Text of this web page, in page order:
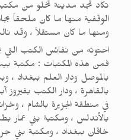
تكاد تجد مدينة تخلو من
الوقفية منها ما كان ملحقاً
ومنها ما كان مستقلاً ، وقد
احتوته من نفائس الكتب التي
فمن هذه المكتبات : مكتبة
بالموصل ودار العلم ببغداد ،
بالقاهرة ، ودار الكتب بفيروز
في منطقة الجزيرة بالشام ،
بالأندلس ، ومكتبة بني عمار
خاقان ببغداد ، ومكتبة بني